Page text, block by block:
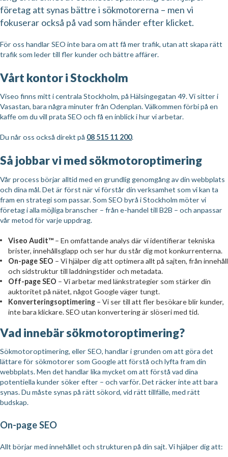
företag att synas bättre i sökmotorerna – men vi
fokuserar också på vad som händer efter klicket.
För oss handlar SEO inte bara om att få mer trafik, utan att skapa rätt
trafik som leder till fler kunder och bättre affärer.
Vårt kontor i Stockholm
Viseo finns mitt i centrala Stockholm, på Hälsingegatan 49. Vi sitter i
Vasastan, bara några minuter från Odenplan. Välkommen förbi på en
kaffe om du vill prata SEO och få en inblick i hur vi arbetar.
Du når oss också direkt på 08 515 11 200.
Så jobbar vi med sökmotoroptimering
Vår process börjar alltid med en grundlig genomgång av din webbplats
och dina mål. Det är först när vi förstår din verksamhet som vi kan ta
fram en strategi som passar. Som SEO byrå i Stockholm möter vi
företag i alla möjliga branscher – från e-handel till B2B – och anpassar
vår metod för varje uppdrag.
Viseo Audit™– En omfattande analys där vi identifierar tekniska
brister, innehållsglapp och ser hur du står dig mot konkurrenterna.
On-page SEO – Vi hjälper dig att optimera allt på sajten, från innehåll
och sidstruktur till laddningstider och metadata.
Off-page SEO – Vi arbetar med länkstrategier som stärker din
auktoritet på nätet, något Google väger tungt.
Konverteringsoptimering– Vi ser till att fler besökare blir kunder,
inte bara klickare. SEO utan konvertering är slöseri med tid.
Vad innebär sökmotoroptimering?
Sökmotoroptimering, eller SEO, handlar i grunden om att göra det
lättare för sökmotorer som Google att förstå och lyfta fram din
webbplats. Men det handlar lika mycket om att förstå vad dina
potentiella kunder söker efter – och varför. Det räcker inte att bara
synas. Du måste synas på rätt sökord, vid rätt tillfälle, med rätt
budskap.
On-page SEO
Allt börjar med innehållet och strukturen på din sajt. Vi hjälper dig att: